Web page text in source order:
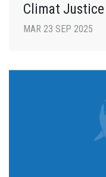
Climat
MAR 23 SEP 2025